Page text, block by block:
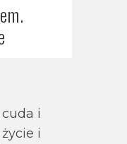
i
i